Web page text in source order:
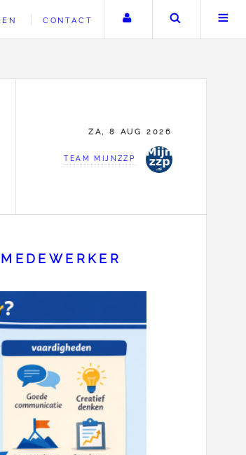
CONTACT Uw accountZoeken
ZA, 8 AUG 2026
TEAM MIJNZZP